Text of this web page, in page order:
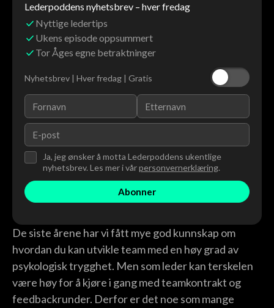
Lederpoddens nyhetsbrev – hver fredag
Nyttige ledertips
Ukens episode oppsummert
Tor Åges egne betraktninger
Nyhetsbrev | Hver fredag | Gratis
Ja, jeg ønsker å motta Lederpoddens ukentlige
nyhetsbrev. Les mer i vårpersonvernerklæring.
De siste årene har vi fått mye god kunnskap om
hvordan du kan utvikle team med en høy grad av
psykologisk trygghet. Men som leder kan terskelen
være høy for å kjøre i gang med teamkontrakt og
feedbackrunder. Derfor er det noe som mange